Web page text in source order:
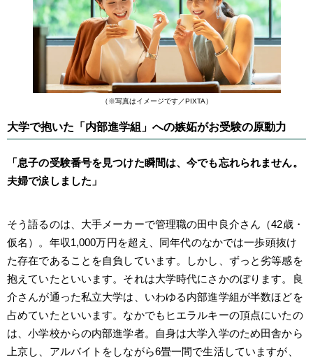
（※写真はイメージです／PIXTA）
大学で抱いた「内部進学組」への嫉妬がお受験の原動力
「息子の受験番号を見つけた瞬間は、今でも忘れられません。
夫婦で涙しました」
そう語るのは、大手メーカーで管理職の田中良介さん（42歳・
仮名）。年収1,000万円を超え、同年代のなかでは一歩頭抜け
た存在であることを自負しています。しかし、ずっと劣等感を
抱えていたといいます。それは大学時代にさかのぼります。良
介さんが通った私立大学は、いわゆる内部進学組が半数ほどを
占めていたといいます。なかでもヒエラルキーの頂点にいたの
は、小学校からの内部進学者。自身は大学入学のため田舎から
上京し、アルバイトをしながら6畳一間で生活していますが、